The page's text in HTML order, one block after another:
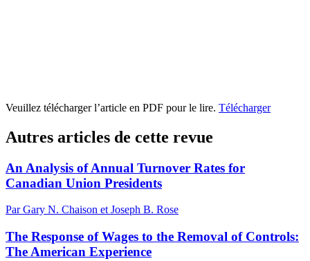
Veuillez télécharger l’article en PDF pour le lire. Télécharger
Autres articles de cette revue
An Analysis of Annual Turnover Rates for
Canadian Union Presidents
Par Gary N. Chaison et Joseph B. Rose
The Response of Wages to the Removal of Controls:
The American Experience